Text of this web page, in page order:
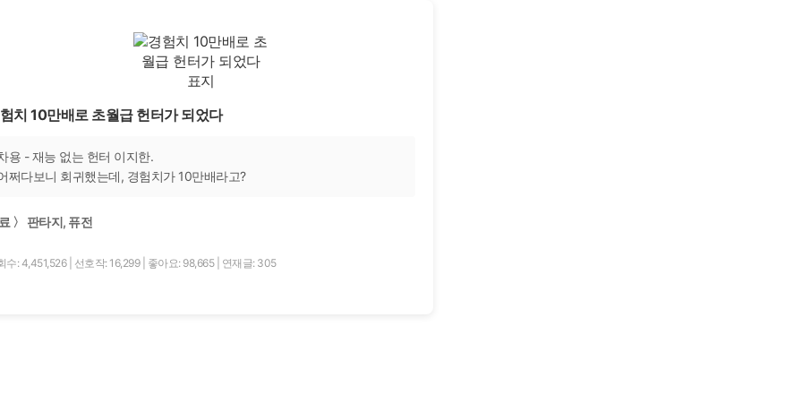
치 10만배로 초월급 헌터가 되었다
용 - 재능 없는 헌터 이지한.
쩌다보니 회귀했는데, 경험치가 10만배라고?
〉 판타지, 퓨전
수: 4,451,526 선호작: 16,299 좋아요: 98,665 연재글: 305